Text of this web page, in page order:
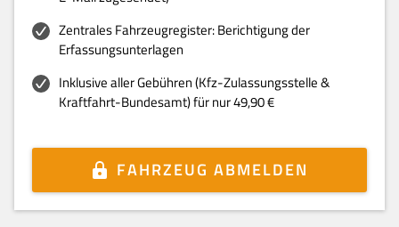
Zentrales Fahrzeugregister: Berichtigung der
Erfassungsunterlagen
Inklusive aller Gebühren (Kfz-Zulassungsstelle &
Kraftfahrt-Bundesamt) für nur 49,90 €
FAHRZEUG ABMELDEN